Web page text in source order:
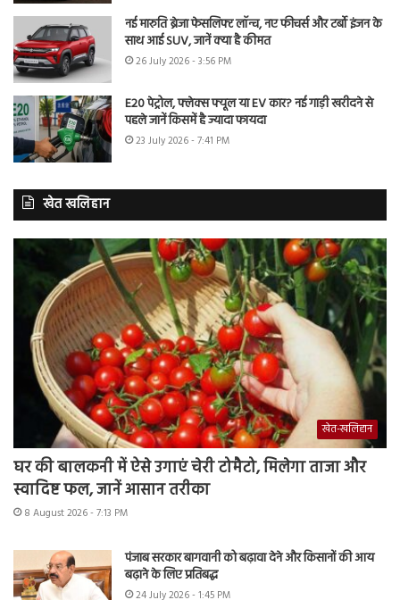
नई मारुति ब्रेजा फेसलिफ्ट लॉन्च, नए फीचर्स और टर्बो इंजन के
साथ आई SUV, जानें क्या है कीमत
26 July 2026 - 3:56 PM
E20 पेट्रोल, फ्लेक्स फ्यूल या EV कार? नई गाड़ी खरीदने से
पहले जानें किसमें है ज्यादा फायदा
23 July 2026 - 7:41 PM
खेत खलिहान
खेत-खलिहान
घर की बालकनी में ऐसे उगाएं चेरी टोमैटो, मिलेगा ताजा और
स्वादिष्ट फल, जानें आसान तरीका
8 August 2026 - 7:13 PM
पंजाब सरकार बागवानी को बढ़ावा देने और किसानों की आय
बढ़ाने के लिए प्रतिबद्ध
24 July 2026 - 1:45 PM